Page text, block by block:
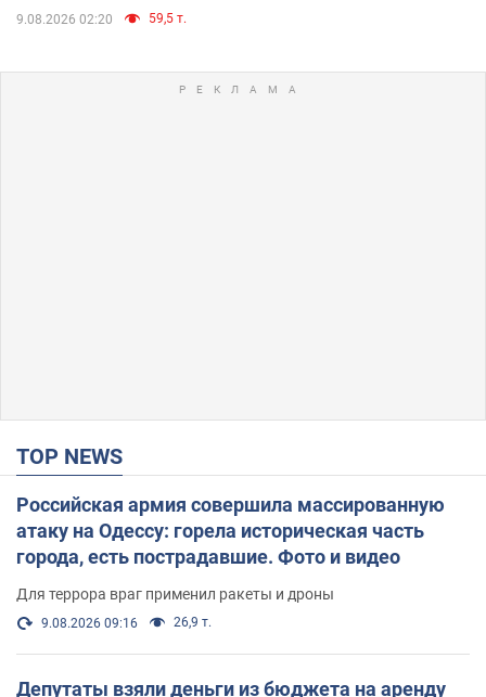
9.08.2026 02:20 59,5 т.
TOP NEWS
Российская армия совершила массированную
атаку на Одессу: горела историческая часть
города, есть пострадавшие. Фото и видео
Для террора враг применил ракеты и дроны
9.08.2026 09:16 26,9 т.
Депутаты взяли деньги из бюджета на аренду